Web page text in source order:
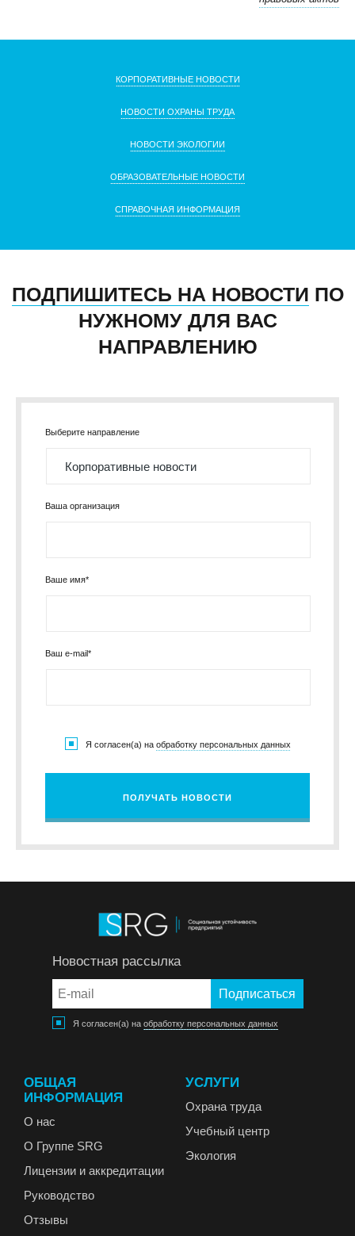
КОРПОРАТИВНЫЕ НОВОСТИ
НОВОСТИ ОХРАНЫ ТРУДА
НОВОСТИ ЭКОЛОГИИ
ОБРАЗОВАТЕЛЬНЫЕ НОВОСТИ
СПРАВОЧНАЯ ИНФОРМАЦИЯ
ПОДПИШИТЕСЬ НА НОВОСТИ ПО
НУЖНОМУ ДЛЯ ВАС
НАПРАВЛЕНИЮ
Выберите направление
Ваша организация
Ваше имя*
Ваш e-mail*
Я согласен(а) на обработку персональных данных
ПОЛУЧАТЬ НОВОСТИ
Новостная рассылка
Я согласен(а) на обработку персональных данных
ОБЩАЯ
ИНФОРМАЦИЯ
О нас
О Группе SRG
Лицензии и аккредитации
Руководство
Отзывы
УСЛУГИ
Охрана труда
Учебный центр
Экология